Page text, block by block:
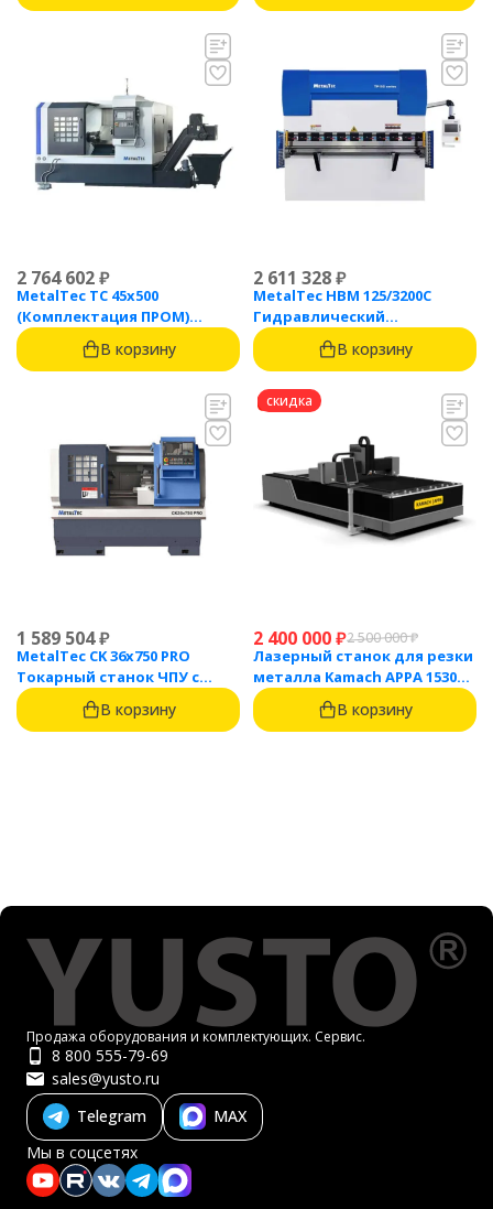
2 764 602₽
MetalTec ТС 45x500
(Комплектация ПРОМ)
токарный станок с ЧПУ с
наклонной станиной
В корзину
2 611 328₽
MetalTec HBM 125/3200C
Гидравлический
листогибочный пресс с
контроллером TP10S
В корзину
1 589 504₽
MetalTec CK 36x750 PRO
Токарный станок ЧПУ с
горизонтальной станиной
В корзину
скидка
2 400 000₽2 500 000₽
Лазерный станок для резки
металла Kamach APPA 1530
(3000 Вт)
В корзину
Продажа оборудования и комплектующих. Сервис.
8 800 555-79-69
sales@yusto.ru
Telegram
MAX
Мы в соцсетях